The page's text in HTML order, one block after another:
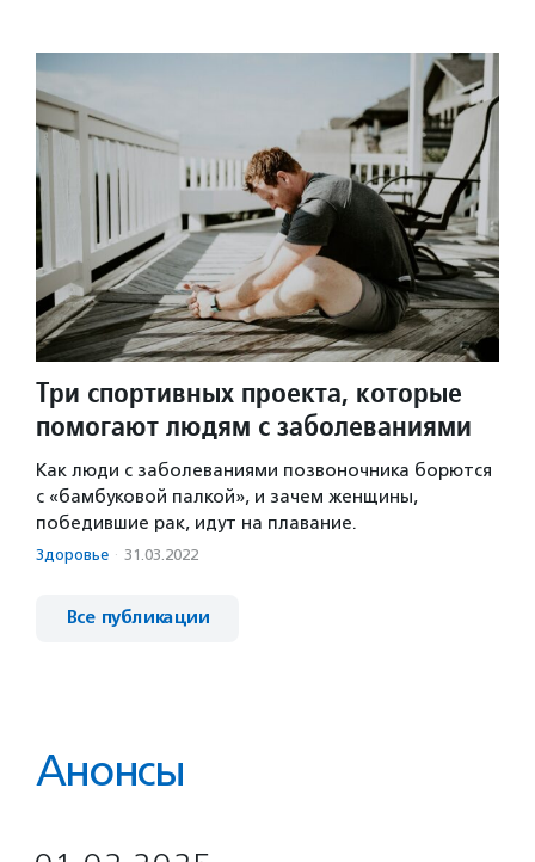
Три спортивных проекта, которые
помогают людям с заболеваниями
Как люди с заболеваниями позвоночника борются
с «бамбуковой палкой», и зачем женщины,
победившие рак, идут на плавание.
Здоровье · 31.03.2022
Все публикации
Анонсы